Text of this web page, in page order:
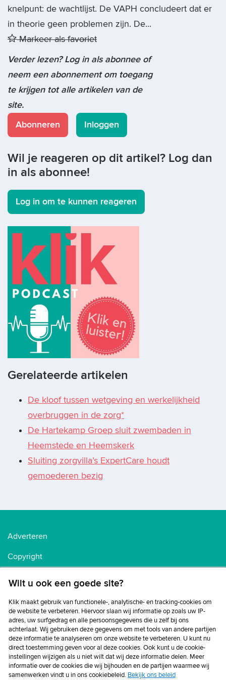
knelpunt: de wachtlijst. De VAPH concludeert dat er
in theorie geen problemen zijn. De...
Markeer als favoriet
Verder lezen? Log in als abonnee of
neem een abonnement om toegang
te krijgen tot alle artikelen van de
site.
Abonneren
Inloggen
Wil je reageren op dit artikel? Log dan
in als abonnee!
Log in om te kunnen reageren
Gerelateerde artikelen
De kloof tussen wetgeving en werkelijkheid
overbruggen in de zorg*
De Hartekamp Groep sluit zwembaden in
Heemstede en Heemskerk
Sluiting zorgvilla’s ExpertCare houdt
gemoederen bezig
Adverteren
Copyright
Privacybeleid
Disclaimer
Wilt u ook een goede site?
Klik maakt gebruik van functionele-, analytische- en tracking-cookies om
de website te verbeteren. Hiervoor slaan wij informatie op zoals uw IP-
adres, uw surfgedrag en alle persoonsgegevens die u zelf bij ons
achterlaat. Wij gebruiken deze gegevens om met tools van andere partijen
deze informatie te analyseren om onze website te verbeteren. U kunt nu
direct toestemming geven voor al deze cookies. Ook kunt u de cookie-
instellingen wijzigen als u niet wilt dat wij deze informatie delen. Meer
informatie over de cookies die wij bijhouden en de partijen waarmee wij
samenwerken vindt u in ons cookiebeleid. Bekijk ons beleid